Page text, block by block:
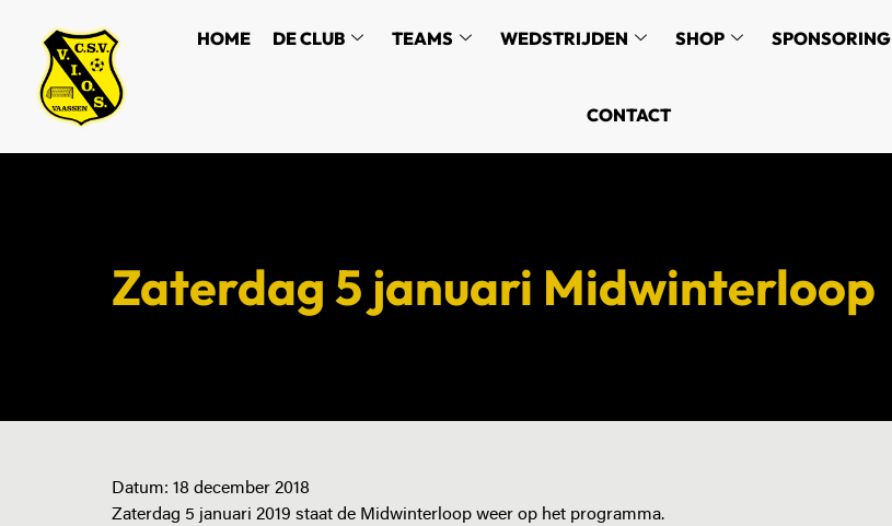
HOME DE CLUB TEAMS WEDSTRIJDEN SHOP SPONSORING
CONTACT
Zaterdag 5 januari Midwinterloop
Datum: 18 december 2018
Zaterdag 5 januari 2019 staat de Midwinterloop weer op het programma.